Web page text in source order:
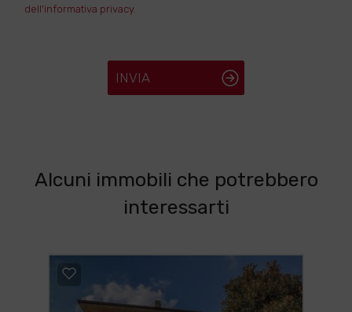
dell'informativa privacy.
INVIA
Alcuni immobili che potrebbero
interessarti